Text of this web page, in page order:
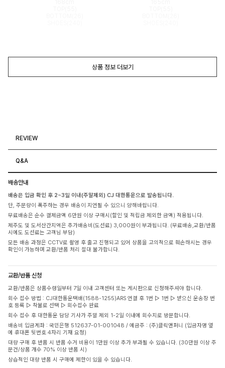
상품 정보 더보기
REVIEW
Q&A
배송안내
배송은 입금 확인 후 2~3일 이내(주말제외) CJ 대한통운으로 발송됩니다.
단, 주문량이 폭주하는 경우 배송이 지연될 수 있으니 양해바랍니다.
무료배송은 순수 결제금액 6만원 이상 구매시(할인 및 적립금 제외한 금액) 적용됩니다.
제주도 및 도서산간지역은 추가배송비(도선료) 3,000원이 부과됩니다. (무료배송,교환/반품
시에도 도선료는 고객님 부담)
모든 배송 과정은 CCTV로 촬영 후 출고 진행되고 있어 상품을 고의적으로 훼손하시는 경우
확인이 가능하며 교환/반품 처리 절대 불가합니다.
교환/반품 신청
교환/반품은 상품수령일부터 7일 이내 고객센터 또는 게시판으로 신청해주셔야 합니다.
회수 접수 방법 : CJ대한통운택배(1588-1255)ARS 연결 후 1번 ▷ 1번 ▷ 받으신 운송장 번
호 등록 ▷ 착불로 선택 ▷ 회수접수 완료
회수 접수 후 대한통운 담당 기사가 주말 제외 1-2일 이내에 회수지로 방문합니다.
배송비 입금계좌 : 국민은행 512637-01-001048 / 예금주 : (주)클릭앤퍼니 (입금자명 옆
에 휴대폰 뒷번호 4자리 기재 요청)
대량 구매 후 반품 시 반품 수거 비용이 1만원 이상 추가 부과될 수 있습니다. (30만원 이상 주
문건/상품 개수 70% 이상 반품 시)
상습적인 대량 반품 시 구매에 제한이 있을 수 있습니다.